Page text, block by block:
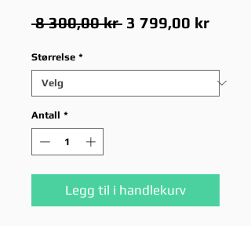
8 300,00 kr Vanlig
3 799,00 kr
Størrelse *
Antall *
Legg til i handlekurv